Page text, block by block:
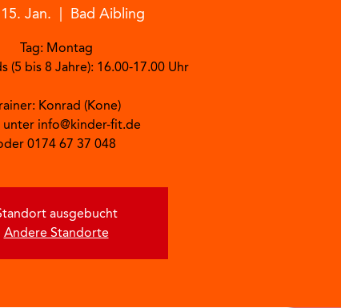
Jan. Bad Aibling
Tag: Montag
(5 bis 8 Jahre): 16.00-17.00 Uhr
Konrad (Kone)
unter info@kinder-fit.de
0174 67 37 048
ausgebucht
Andere Standorte